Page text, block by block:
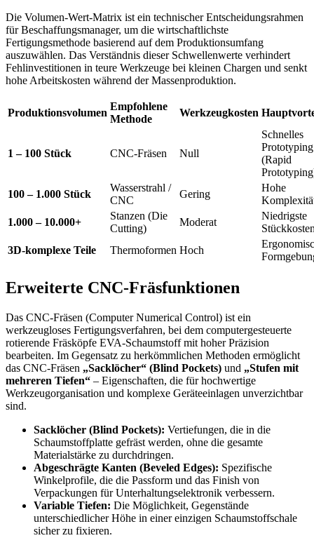
Die Volumen-Wert-Matrix ist ein technischer Entscheidungsrahmen
für Beschaffungsmanager, um die wirtschaftlichste
Fertigungsmethode basierend auf dem Produktionsumfang
auszuwählen. Das Verständnis dieser Schwellenwerte verhindert
Fehlinvestitionen in teure Werkzeuge bei kleinen Chargen und senkt
hohe Arbeitskosten während der Massenproduktion.
Produktionsvolumen
Empfohlene
Methode
Werkzeugkosten
1 – 100 Stück CNC-Fräsen Null
Schnelles
Prototyping
(Rapid
100 – 1.000 Stück
Wasserstrahl /
CNC
Gering
Hohe
1.000 – 10.000+
Stanzen (Die
Cutting)
Moderat
Niedrigste
3D-komplexe Teile
Thermoformen Hoch
Erweiterte CNC-Fräsfunktionen
Das CNC-Fräsen (Computer Numerical Control) ist ein
werkzeugloses Fertigungsverfahren, bei dem computergesteuerte
rotierende Fräsköpfe EVA-Schaumstoff mit hoher Präzision
bearbeiten. Im Gegensatz zu herkömmlichen Methoden ermöglicht
das CNC-Fräsen „Sacklöcher“ (Blind Pockets) und „Stufen mit
mehreren Tiefen“ – Eigenschaften, die für hochwertige
Werkzeugorganisation und komplexe Geräteeinlagen unverzichtbar
sind.
Sacklöcher (Blind Pockets): Vertiefungen, die in die
Schaumstoffplatte gefräst werden, ohne die gesamte
Materialstärke zu durchdringen.
Abgeschrägte Kanten (Beveled Edges): Spezifische
Winkelprofile, die die Passform und das Finish von
Verpackungen für Unterhaltungselektronik verbessern.
Variable Tiefen: Die Möglichkeit, Gegenstände
unterschiedlicher Höhe in einer einzigen Schaumstoffschale
sicher zu fixieren.